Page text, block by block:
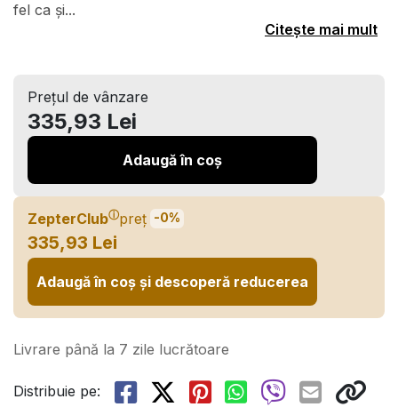
fel ca și...
Citește mai mult
Prețul de vânzare
335,93 Lei
Adaugă în coș
ZepterClubⓘpreț -0%
335,93 Lei
Adaugă în coș și descoperă reducerea
Livrare până la 7 zile lucrătoare
Distribuie pe: